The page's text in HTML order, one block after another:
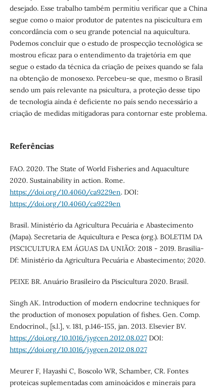
desejado. Esse trabalho também permitiu verificar que a China
segue como o maior produtor de patentes na piscicultura em
concordância com o seu grande potencial na aquicultura.
Podemos concluir que o estudo de prospecção tecnológica se
mostrou eficaz para o entendimento da trajetória em que
segue o estado da técnica da criação de peixes quando se fala
na obtenção de monosexo. Percebeu-se que, mesmo o Brasil
sendo um país relevante na psicultura, a proteção desse tipo
de tecnologia ainda é deficiente no país sendo necessário a
criação de medidas mitigadoras para contornar este problema.
Referências
FAO. 2020. The State of World Fisheries and Aquaculture
2020. Sustainability in action. Rome.
https://doi.org/10.4060/ca9229en. DOI:
https://doi.org/10.4060/ca9229en
Brasil. Ministério da Agricultura Pecuária e Abastecimento
(Mapa). Secretaria de Aquicultura e Pesca (org.). BOLETIM DA
PISCICULTURA EM ÁGUAS DA UNIÃO: 2018 - 2019. Brasilia-
Df: Ministério da Agricultura Pecuária e Abastecimento; 2020.
PEIXE BR. Anuário Brasileiro da Piscicultura 2020. Brasil.
Singh AK. Introduction of modern endocrine techniques for
the production of monosex population of fishes. Gen. Comp.
Endocrinol., [s.l.], v. 181, p.146-155, jan. 2013. Elsevier BV.
https://doi.org/10.1016/j.ygcen.2012.08.027DOI:
https://doi.org/10.1016/j.ygcen.2012.08.027
Meurer F, Hayashi C, Boscolo WR, Schamber, CR. Fontes
proteicas suplementadas com aminoácidos e minerais para